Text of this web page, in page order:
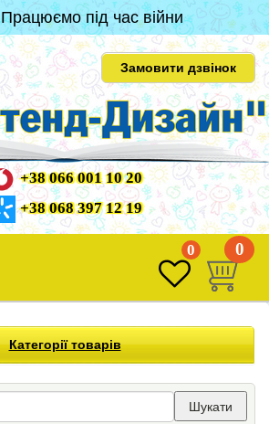
Працюємо під час війни
Замовити дзвінок
+38 066 001 10 20
+38 068 397 12 19
0 0
Категорії товарів
Шукати